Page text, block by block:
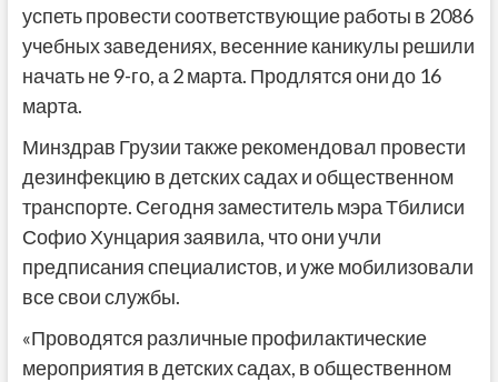
успеть провести соответствующие работы в 2086
учебных заведениях, весенние каникулы решили
начать не 9-го, а 2 марта. Продлятся они до 16
марта.
Минздрав Грузии также рекомендовал провести
дезинфекцию в детских садах и общественном
транспорте. Сегодня заместитель мэра Тбилиси
Софио Хунцария заявила, что они учли
предписания специалистов, и уже мобилизовали
все свои службы.
«Проводятся различные профилактические
мероприятия в детских садах, в общественном